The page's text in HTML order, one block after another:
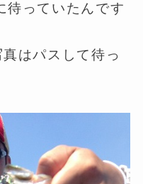
待っていたんです
はパスして待っ